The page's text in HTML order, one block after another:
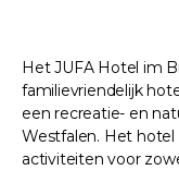
Het JUFA Hotel im
familievriendelijk
een recreatie- en
Westfalen. Het hotel
activiteiten voor